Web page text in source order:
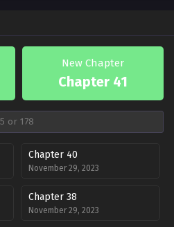
New Chapter
Chapter 41
Chapter 40
November 29, 2023
Chapter 38
November 29, 2023